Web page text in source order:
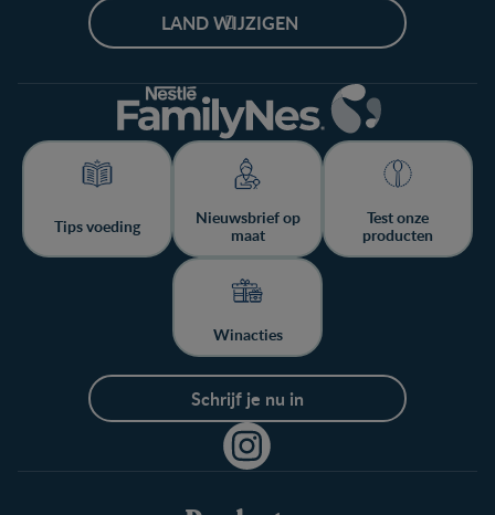
LAND WIJZIGEN
Tips voeding
Nieuwsbrief op
maat
Test onze
producten
Winacties
Schrijf je nu in